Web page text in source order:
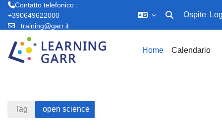
Contatto telefonico :
+390649622000
: training@garr.it
Attiva/disattiva
Ospite
Home Calendario
Tag open science